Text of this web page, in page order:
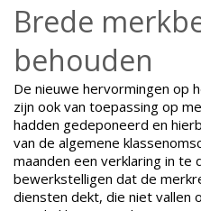
Brede
behouden
De nieuwe hervormingen op
zijn ook van toepassing op
hadden gedeponeerd en
van de algemene
maanden een verklaring in te
bewerkstelligen dat de
diensten dekt, die niet vallen